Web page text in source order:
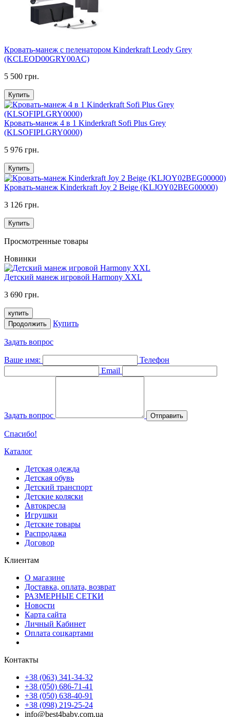
Кровать-манеж с пеленатором Kinderkraft Leody Grey
(KCLEOD00GRY00AC)
5 500 грн.
Купить
Кровать-манеж 4 в 1 Kinderkraft Sofi Plus Grey
(KLSOFIPLGRY0000)
5 976 грн.
Купить
Кровать-манеж Kinderkraft Joy 2 Beige (KLJOY02BEG00000)
3 126 грн.
Купить
Просмотренные товары
Новинки
Детский манеж игровой Harmony XXL
3 690 грн.
купить
Продолжить
Купить
Задать вопрос
Ваше имя:
Телефон
Email
Задать вопрос Отправить
Спасибо!
Каталог
Детская одежда
Детская обувь
Детский транспорт
Детские коляски
Автокресла
Игрушки
Детские товары
Распродажа
Договор
Клиентам
О магазине
Доставка, оплата, возврат
РАЗМЕРНЫЕ СЕТКИ
Новости
Карта сайта
Личный Кабинет
Оплата соцкартами
Контакты
+38 (063) 341-34-32
+38 (050) 686-71-41
+38 (050) 638-40-91
+38 (098) 219-25-24
info@best4baby.com.ua